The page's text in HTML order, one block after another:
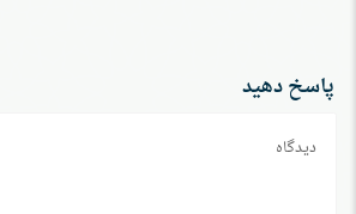
پاسخ دهید